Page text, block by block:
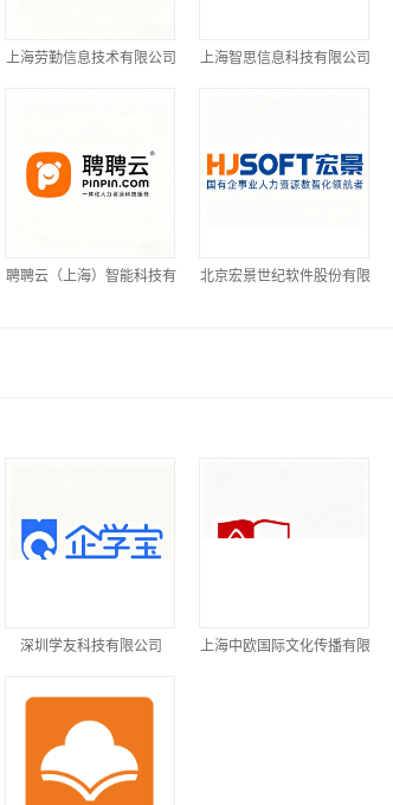
上海劳勤信息技术有限公司 上海智思信息科技有限公司
聘聘云（上海）智能科技有 北京宏景世纪软件股份有限
深圳学友科技有限公司 上海中欧国际文化传播有限